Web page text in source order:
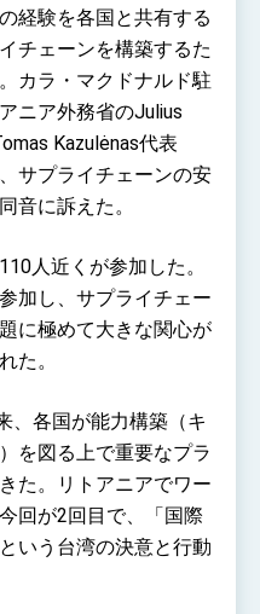
経験を各国と共有する
チェーンを構築するた
カラ・マクドナルド駐
ニア外務省のJulius
Kazulėnas代表
サプライチェーンの安
音に訴えた。
人近くが参加した。
加し、サプライチェー
に極めて大きな関心が
た。
、各国が能力構築（キ
を図る上で重要なプラ
た。リトアニアでワー
回が2回目で、「国際
いう台湾の決意と行動